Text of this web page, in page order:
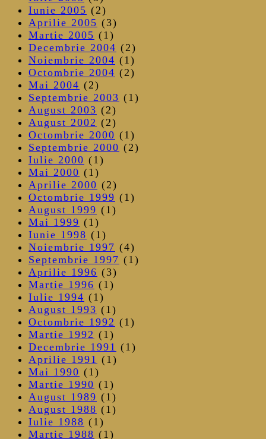
Iunie 2005 (2)
Aprilie 2005 (3)
Martie 2005 (1)
Decembrie 2004 (2)
Noiembrie 2004 (1)
Octombrie 2004 (2)
Mai 2004 (2)
Septembrie 2003 (1)
August 2003 (2)
August 2002 (2)
Octombrie 2000 (1)
Septembrie 2000 (2)
Iulie 2000 (1)
Mai 2000 (1)
Aprilie 2000 (2)
Octombrie 1999 (1)
August 1999 (1)
Mai 1999 (1)
Iunie 1998 (1)
Noiembrie 1997 (4)
Septembrie 1997 (1)
Aprilie 1996 (3)
Martie 1996 (1)
Iulie 1994 (1)
August 1993 (1)
Octombrie 1992 (1)
Martie 1992 (1)
Decembrie 1991 (1)
Aprilie 1991 (1)
Mai 1990 (1)
Martie 1990 (1)
August 1989 (1)
August 1988 (1)
Iulie 1988 (1)
Martie 1988 (1)